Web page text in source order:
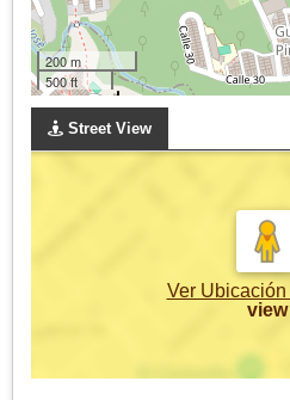
200 m
500 ft
Street View
Ver Ubicación
view